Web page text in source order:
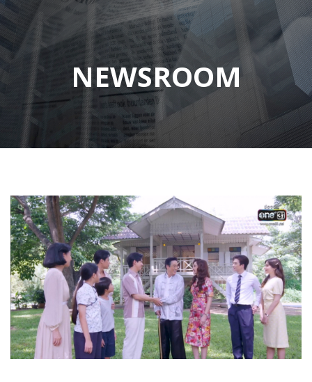
NEWSROOM